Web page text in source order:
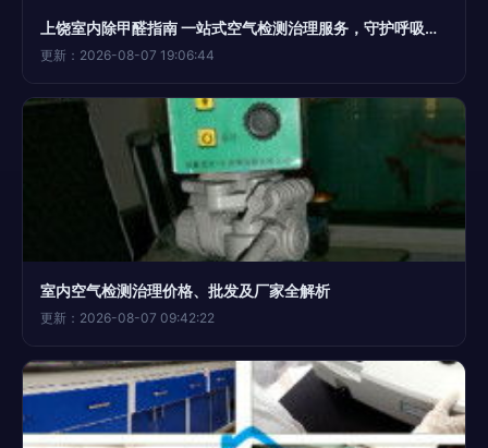
上饶室内除甲醛指南 一站式空气检测治理服务，守护呼吸健康
更新：2026-08-07 19:06:44
室内空气检测治理价格、批发及厂家全解析
更新：2026-08-07 09:42:22